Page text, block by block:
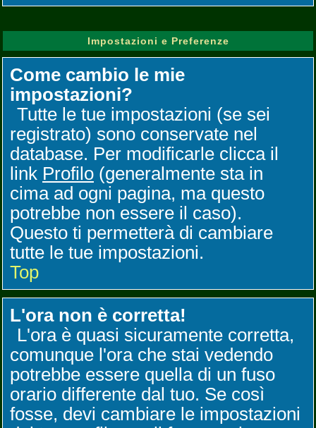
Impostazioni e Preferenze
Come cambio le mie
impostazioni?
Tutte le tue impostazioni (se sei
registrato) sono conservate nel
database. Per modificarle clicca il
link Profilo (generalmente sta in
cima ad ogni pagina, ma questo
potrebbe non essere il caso).
Questo ti permetterà di cambiare
tutte le tue impostazioni.
Top
L'ora non è corretta!
L'ora è quasi sicuramente corretta,
comunque l'ora che stai vedendo
potrebbe essere quella di un fuso
orario differente dal tuo. Se così
fosse, devi cambiare le impostazioni